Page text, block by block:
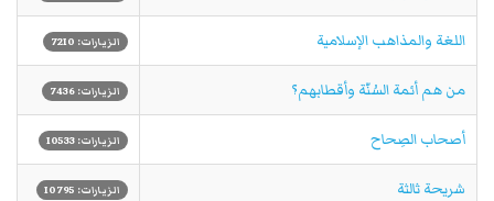
اللغة والمذاهب الإسلامية الزيارات: 7210
من هم أئمة السُنّة وأقطابهم؟ الزيارات: 7436
أصحاب الصِحاح الزيارات: 10533
شريحة ثالثة الزيارات: 10795